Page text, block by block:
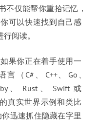
不仅能帮你重拾记忆
你可以快速找到自己感
行阅读。
如果你正在着手使用一
言
（ C# 、 C++、 Go 、
、 Rust 、
Swift 或
真实世界示例和类比
迅速抓住隐藏在字里